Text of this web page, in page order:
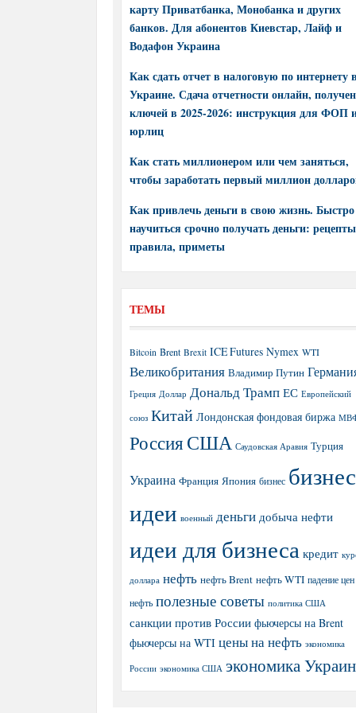
карту Приватбанка, Монобанка и других
банков. Для абонентов Киевстар, Лайф и
Водафон Украина
Как сдать отчет в налоговую по интернету в
Украине. Сдача отчетности онлайн,
ключей в 2025-2026: инструкция для ФОП
юрлиц
Как стать миллионером или чем заняться,
чтобы заработать первый миллион
Как привлечь деньги в свою жизнь. Быстро
научиться срочно получать деньги:
правила, приметы
ТЕМЫ
Bitcoin Brent Brexit ICE Futures Nymex WTI
Великобритания Владимир Путин
Греция Доллар Дональд Трамп ЕС Европейский
союз Китай Лондонская фондовая биржа
РоссияСША Саудовская Аравия Турция
Украина Франция Япония бизнес бизнес
идеи военный деньги добыча нефти
идеи для бизнеса кредит
доллара нефть нефть Brent нефть WTI падение
нефть полезные советы политика США
санкции против России фьючерсы на Brent
фьючерсы на WTI цены на нефть экономика
России экономика США экономика